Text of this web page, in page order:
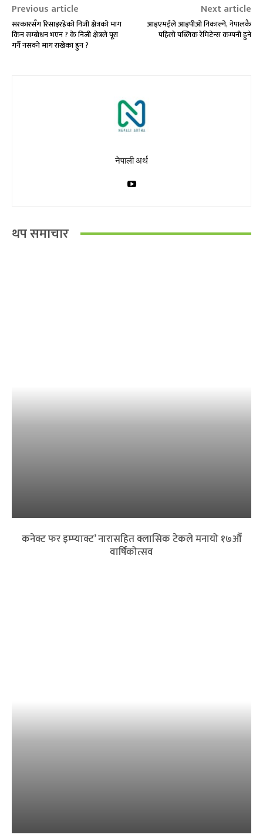
Previous article
सरकारसँग रिसाइरहेको निजी क्षेत्रको माग
किन सम्बोधन भएन ? के निजी क्षेत्रले पूरा
गर्नै नसक्ने माग राखेका हुन ?
Next article
आइएमईले आइपीओ निकाल्ने, नेपालकै
पहिलो पब्लिक रेमिटेन्स कम्पनी हुने
नेपाली अर्थ
थप समाचार
कनेक्ट फर इम्प्याक्ट’ नारासहित क्लासिक टेकले मनायो १७औँ
वार्षिकोत्सव